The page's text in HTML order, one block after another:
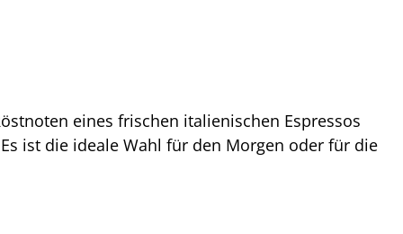
eines frischen italienischen Espressos
ist die ideale Wahl für den Morgen oder für die